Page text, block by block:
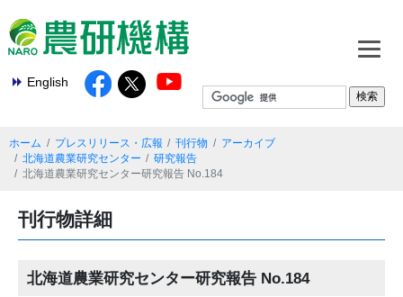
English
ホーム プレスリリース・広報 刊行物
アーカイブ
北海道農業研究センター
研究報告
北海道農業研究センター研究報告 No.184
刊行物詳細
北海道農業研究センター研究報告 No.184